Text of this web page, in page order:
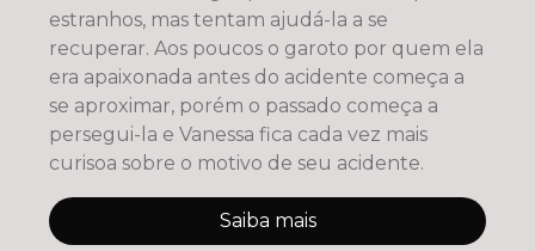
estranhos, mas tentam ajudá-la a se
recuperar. Aos poucos o garoto por quem ela
era apaixonada antes do acidente começa a
se aproximar, porém o passado começa a
persegui-la e Vanessa fica cada vez mais
curisoa sobre o motivo de seu acidente.
Saiba mais